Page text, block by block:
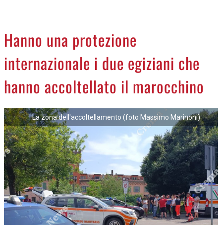
LA PIAZZA
ANIMALI
ACCEDI
Hanno una protezione
internazionale i due egiziani che
hanno accoltellato il marocchino
La zona dell'accoltellamento (foto Massimo Marinoni)